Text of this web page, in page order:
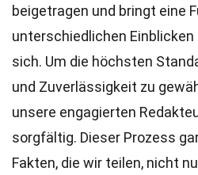
beigetragen und bringt eine
unterschiedlichen
sich. Um die höchsten
und Zuverlässigkeit zu
unsere engagierten
sorgfältig. Dieser Prozess
Fakten, die wir teilen, nicht